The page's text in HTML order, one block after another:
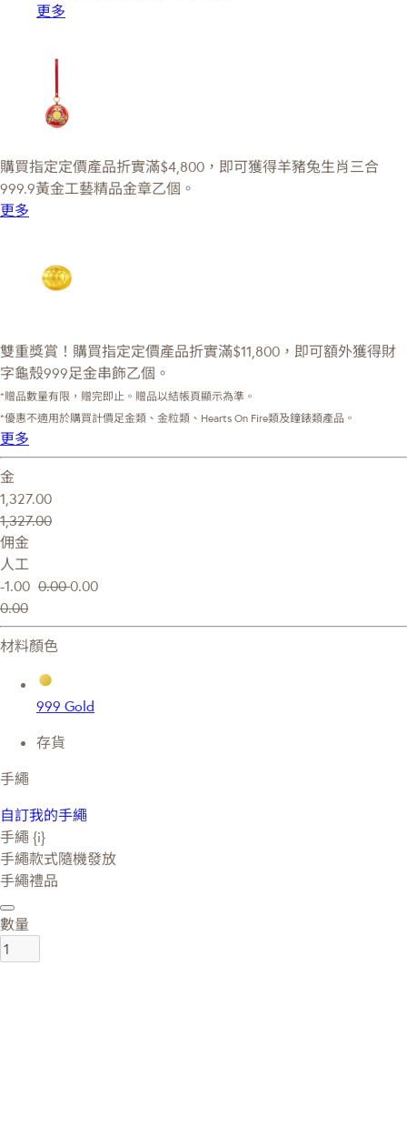
更多
購買指定定價產品折實滿$4,800，即可獲得羊豬兔生肖三合
999.9黃金工藝精品金章乙個。
更多
雙重獎賞！購買指定定價產品折實滿$11,800，即可額外獲得財
字龜殼999足金串飾乙個。
*贈品數量有限，贈完即止。贈品以結帳頁顯示為準。
*優惠不適用於購買計價足金類、金粒類、Hearts On Fire類及鐘錶類產品。
更多
金
1,327.00
1,327.00
佣金
人工
-1.00 0.000.00
0.00
材料顏色
999 Gold
存貨
手繩
自訂我的手繩
手繩 {i}
手繩款式隨機發放
手繩禮品
數量